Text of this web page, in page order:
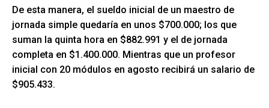
De esta manera, el sueldo inicial de un maestro de
jornada simple quedaría en unos $700.000; los que
suman la quinta hora en $882.991 y el de jornada
completa en $1.400.000. Mientras que un profesor
inicial con 20 módulos en agosto recibirá un salario de
$905.433.